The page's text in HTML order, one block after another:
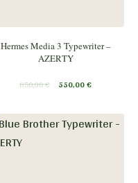
Hermes Media 3 Typewriter –
AZERTY
650,00€ 550,00€